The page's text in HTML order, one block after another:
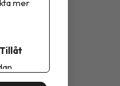
mer
Tillåt